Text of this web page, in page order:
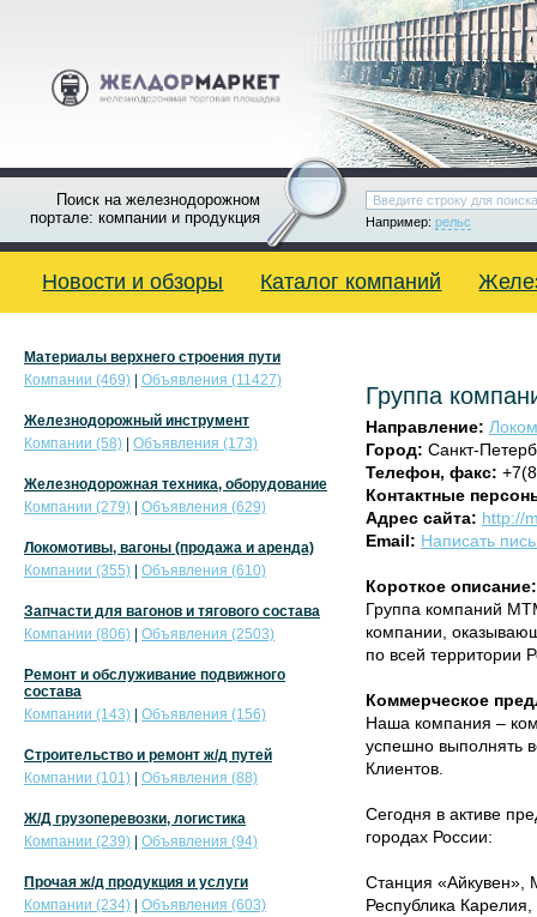
Поиск на железнодорожном
портале: компании и продукция
Например: рельс
Новости и обзоры Каталог компаний
Группа
Направление:
Город: Санкт-
Телефон, факс:
Контактные
Адрес сайта: http://
Email: Написать
Короткое описание:
Группа компаний
компании,
по всей территории
Коммерческое
Наша компания –
успешно выполнять
Клиентов.
Сегодня в активе
городах России:
Станция «Айкувен»,
Республика
Материалы верхнего строения пути
Компании (469)
Объявления (11427)
Железнодорожный инструмент
Компании (58)
Объявления (173)
Железнодорожная техника, оборудование
Компании (279)
Объявления (629)
Локомотивы, вагоны (продажа и аренда)
Компании (355)
Объявления (610)
Запчасти для вагонов и тягового состава
Компании (806)
Объявления (2503)
Ремонт и обслуживание подвижного
состава
Компании (143)
Объявления (156)
Строительство и ремонт ж/д путей
Компании (101)
Объявления (88)
Ж/Д грузоперевозки, логистика
Компании (239)
Объявления (94)
Прочая ж/д продукция и услуги
Компании (234)
Объявления (603)